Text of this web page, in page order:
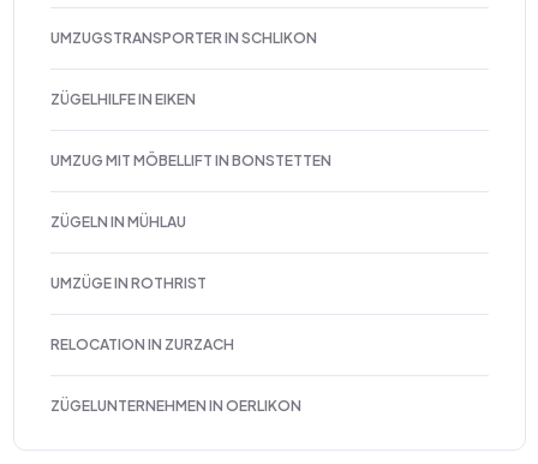
UMZUGSTRANSPORTER IN SCHLIKON
ZÜGELHILFE IN EIKEN
UMZUG MIT MÖBELLIFT IN BONSTETTEN
ZÜGELN IN MÜHLAU
UMZÜGE IN ROTHRIST
RELOCATION IN ZURZACH
ZÜGELUNTERNEHMEN IN OERLIKON